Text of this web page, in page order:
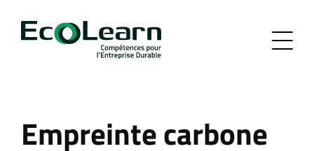
Empreinte carbone